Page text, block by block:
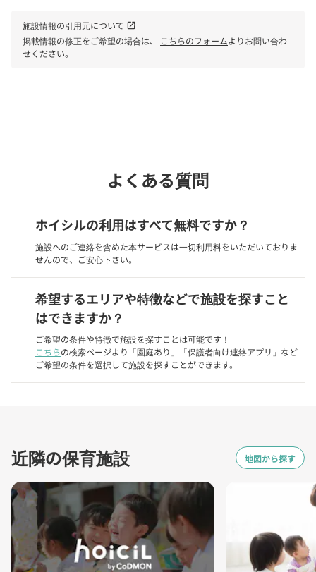
施設情報の引用元について open_in_new
掲載情報の修正をご希望の場合は、 こちらのフォームよりお問い合わ
せください。
よくある質問
ホイシルの利用はすべて無料ですか？
施設へのご連絡を含めた本サービスは一切利用料をいただいておりま
せんので、ご安心下さい。
希望するエリアや特徴などで施設を探すこと
はできますか？
ご希望の条件や特徴で施設を探すことは可能です！
こちらの検索ページより「園庭あり」「保護者向け連絡アプリ」など
ご希望の条件を選択して施設を探すことができます。
近隣の保育施設 地図から探す